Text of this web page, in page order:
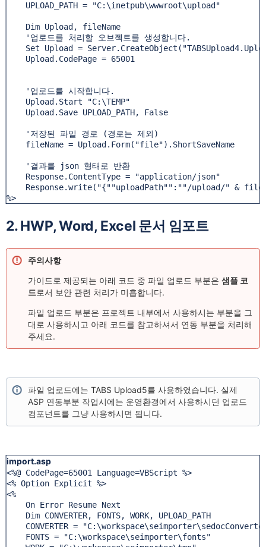
    UPLOAD_PATH = "C:\inetpub\wwwroot\upload"
    Dim Upload, fileName
    '업로드를 처리할 오브젝트를 생성합니다.
Set Upload =
    Upload.CodePage = 65001
    '업로드를 시작합니다.
    Upload.Start "C:\TEMP"
    Upload.Save UPLOAD_PATH, False
    '저장된 파일 경로 (경로는 제외)
    fileName = Upload.Form("file").ShortSaveName
    '결과를 json 형태로 반환
    Response.ContentType = "application/json"
Response.write("{""uploadPath"":""/upload/" &
%>
2. HWP, Word, Excel 문서 임포트
주의사항
가이드로 제공되는 아래 코드 중 파일 업로드 부분은 샘플 코
드로서 보안 관련 처리가 미흡합니다.
파일 업로드 부분은 프로젝트 내부에서 사용하시는 부분을 그
대로 사용하시고 아래 코드를 참고하셔서 연동 부분을 처리해
주세요.
파일 업로드에는 TABS Upload5를 사용하였습니다. 실제
ASP 연동부분 작업시에는 운영환경에서 사용하시던 업로드
컴포넌트를 그냥 사용하시면 됩니다.
import.asp
<%@ CodePage=65001 Language=VBScript %>
<% Option Explicit %>
<%
    On Error Resume Next
    Dim CONVERTER, FONTS, WORK, UPLOAD_PATH
CONVERTER =
    FONTS = "C:\workspace\seimporter\fonts"